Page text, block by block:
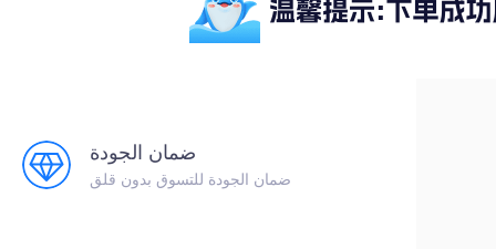
ضمان الجودة
ضمان الجودة للتسوق بدون قلق